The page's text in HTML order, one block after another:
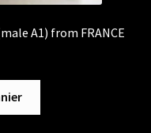
A1) from FRANCE